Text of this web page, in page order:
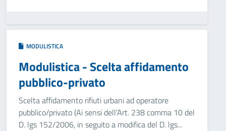
MODULISTICA
Modulistica - Scelta affidamento
pubblico-privato
Scelta affidamento rifiuti urbani ad operatore
pubblico/privato (Ai sensi dell’Art. 238 comma 10 del
D. lgs 152/2006, in seguito a modifica del D. lgs...